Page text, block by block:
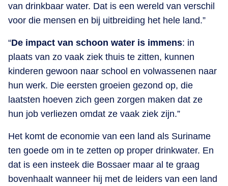
van drinkbaar water. Dat is een wereld van verschil
voor die mensen en bij uitbreiding het hele land.”
“De impact van schoon water is immens: in
plaats van zo vaak ziek thuis te zitten, kunnen
kinderen gewoon naar school en volwassenen naar
hun werk. Die eersten groeien gezond op, die
laatsten hoeven zich geen zorgen maken dat ze
hun job verliezen omdat ze vaak ziek zijn.”
Het komt de economie van een land als Suriname
ten goede om in te zetten op proper drinkwater. En
dat is een insteek die Bossaer maar al te graag
bovenhaalt wanneer hij met de leiders van een land